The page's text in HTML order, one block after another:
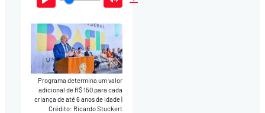
Play Mute
Programa determina um valor
adicional de R$ 150 para cada
criança de até 6 anos de idade|
Crédito: Ricardo Stuckert